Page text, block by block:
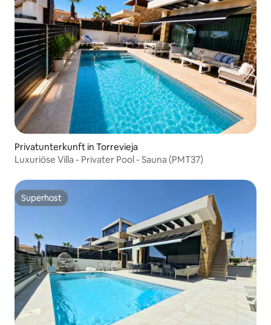
Privatunterkunft in Torrevieja
Luxuriöse Villa - Privater Pool - Sauna (PMT37)
Superhost
Superhost